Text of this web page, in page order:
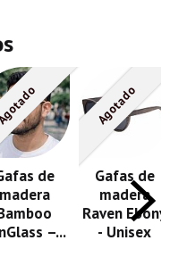
de
madera
–...
Agotado
Gafas de
madera
Raven Ebony
- Unisex